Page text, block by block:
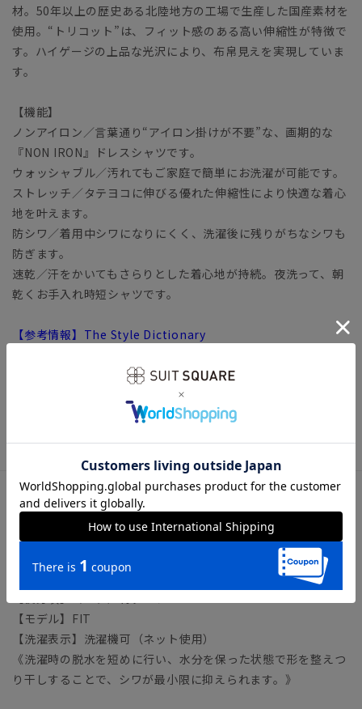
材。50年以上の歴史ある北陸地方の工場で生産した国産素材を
使用。“トリコット”は、フィット感のある高い伸縮性が特徴で
す。ハイゲージの上品な光沢により、布帛見えを実現していま
す。
【機能】
ノンアイロン／言葉通り“アイロン掛けが不要”な、画期的な
『NON IRON』ドレスシャツです。
ウォッシャブル／汚れてもご家庭で簡単にお洗濯が可能です。
ストレッチ／タテヨコに伸びる優れた伸縮性により快適な着心
地を叶えます。
防シワ／着用中シワになりにくく、洗濯後に残りがちなシワも
防ぎます。
速乾／汗をかいてもさらりとした着心地が持続。夜洗って、朝
乾くお手入れ時短シャツです。
【参考情報】The Style Dictionary
ビジネス ワイシャツ タイト スリム ノーアイロン ノン
アイテム詳細
【襟】ボタンダウン
【袖】長袖／カフリンクス使用可・袖口調節可
【前身頃】胸ポケット／フレンチフロント
【モデル】FIT
【洗濯表示】洗濯機可（ネット使用）
《洗濯時の脱水を短めに行い、水分を保った状態で形を整えつ
り干しすることで、シワが最小限に抑えられます。》